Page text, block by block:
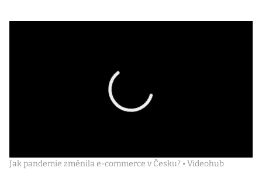
Jak pandemie změnila e-commerce v Česku? • Videohub